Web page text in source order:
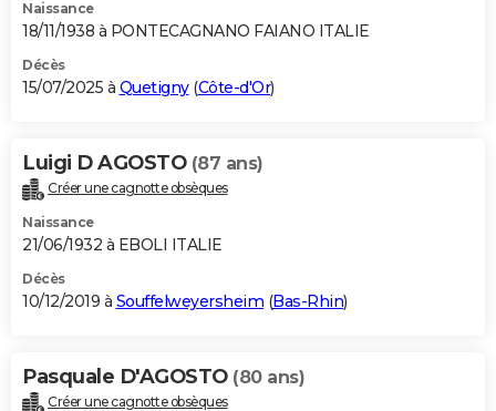
GUIDES D'ACHAT
BONS PLANS
Carte de Noël
Carte Bonne année
Carte Saint-Valentin
Carte Pâques
Carte d'anniversaire
DICTIONNAIRE
Dictionnaire
Biographies
Citations
Expressions
Proverbes
PROGRAMME TV
S'inscrire
Se connecter
Lycées
Collèges
Primaires
Universités
Entreprises
Service militaire
Avis de recherche
AVIS DE DÉCÈS
Bricolage
Lifestyle
Culture
Sport
Auto
Television
Voyage
Cinema
Naissance
18/11/1938 à PONTECAGNANO FAIANO ITALIE
Décès
15/07/2025 à Quetigny(Côte-d'Or)
Luigi D AGOSTO (87 ans)
Créer une cagnotte obsèques
Naissance
21/06/1932 à EBOLI ITALIE
Décès
10/12/2019 à Souffelweyersheim (Bas-Rhin)
Pasquale D'AGOSTO (80 ans)
Créer une cagnotte obsèques